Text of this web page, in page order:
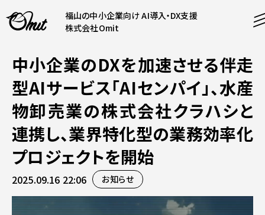
福山の中小企業向け AI導入・DX支援
株式会社Omit
SERVICE
事業内容
AI導入支援
システム開発
ホームページ制作
CONTENT
コンテンツ
料金表
企業案内
中小企業のDXを加速させる伴走
型AIサービス「AIセンパイ」、水産
物卸売業の株式会社クラハシと
連携し、業界特化型の業務効率化
プロジェクトを開始
2025.09.16 22:06 お知らせ